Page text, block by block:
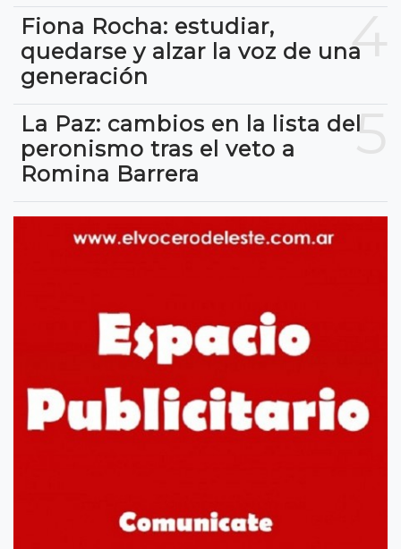
4
Fiona Rocha: estudiar,
quedarse y alzar la voz de una
generación
5
La Paz: cambios en la lista del
peronismo tras el veto a
Romina Barrera